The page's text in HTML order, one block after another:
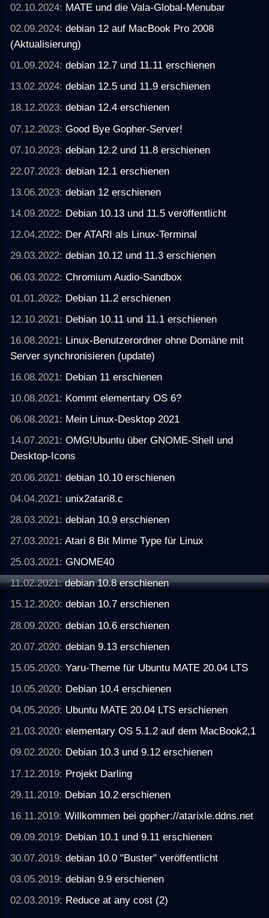
02.10.2024: MATE und die Vala-Global-Menubar
02.09.2024:debian 12 auf MacBook Pro 2008
(Aktualisierung)
01.09.2024:debian 12.7 und 11.11 erschienen
13.02.2024:debian 12.5 und 11.9 erschienen
18.12.2023:debian 12.4 erschienen
07.12.2023:Good Bye Gopher-Server!
07.10.2023:debian 12.2 und 11.8 erschienen
22.07.2023:debian 12.1 erschienen
13.06.2023:debian 12 erschienen
14.09.2022: Debian 10.13 und 11.5 veröffentlicht
12.04.2022: Der ATARI als Linux-Terminal
29.03.2022:debian 10.12 und 11.3 erschienen
06.03.2022:Chromium Audio-Sandbox
01.01.2022: Debian 11.2 erschienen
12.10.2021: Debian 10.11 und 11.1 erschienen
16.08.2021: Linux-Benutzerordner ohne Domäne mit
Server synchronisieren (update)
16.08.2021: Debian 11 erschienen
10.08.2021: Kommt elementary OS 6?
06.08.2021: Mein Linux-Desktop 2021
14.07.2021:OMG!Ubuntu über GNOME-Shell und
Desktop-Icons
20.06.2021:debian 10.10 erschienen
04.04.2021: unix2atari8.c
28.03.2021:debian 10.9 erschienen
27.03.2021:Atari 8 Bit Mime Type für Linux
25.03.2021:GNOME40
11.02.2021:debian 10.8 erschienen
15.12.2020:debian 10.7 erschienen
28.09.2020:debian 10.6 erschienen
20.07.2020:debian 9.13 erschienen
15.05.2020:Yaru-Theme für Ubuntu MATE 20.04 LTS
10.05.2020: Debian 10.4 erschienen
04.05.2020: Ubuntu MATE 20.04 LTS erschienen
21.03.2020:elementary OS 5.1.2 auf dem MacBook2,1
09.02.2020: Debian 10.3 und 9.12 erschienen
17.12.2019: Projekt Darling
29.11.2019: Debian 10.2 erschienen
16.11.2019:Willkommen bei gopher://atarixle.ddns.net
09.09.2019: Debian 10.1 und 9.11 erschienen
30.07.2019:debian 10.0 "Buster" veröffentlicht
03.05.2019:debian 9.9 erschienen
02.03.2019: Reduce at any cost (2)